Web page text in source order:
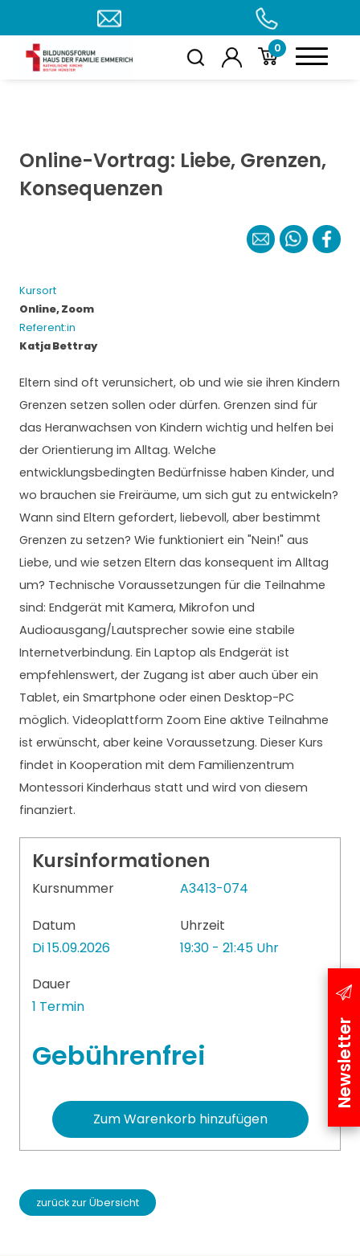
Newsletter
0
Online-Vortrag: Liebe, Grenzen,
Konsequenzen
Referent:in
Katja Bettray
Kursort
Online, Zoom
Eltern sind oft verunsichert, ob und wie sie ihren Kindern
Grenzen setzen sollen oder dürfen. Grenzen sind für
das Heranwachsen von Kindern wichtig und helfen bei
der Orientierung im Alltag. Welche
entwicklungsbedingten Bedürfnisse haben Kinder, und
wo brauchen sie Freiräume, um sich gut zu entwickeln?
Wann sind Eltern gefordert, liebevoll, aber bestimmt
Grenzen zu setzen? Wie funktioniert ein "Nein!" aus
Liebe, und wie setzen Eltern das konsequent im Alltag
um? Technische Voraussetzungen für die Teilnahme
sind: Endgerät mit Kamera, Mikrofon und
Audioausgang/Lautsprecher sowie eine stabile
Internetverbindung. Ein Laptop als Endgerät ist
empfehlenswert, der Zugang ist aber auch über ein
Tablet, ein Smartphone oder einen Desktop-PC
möglich. Videoplattform Zoom Eine aktive Teilnahme
ist erwünscht, aber keine Voraussetzung. Dieser Kurs
findet in Kooperation mit dem Familienzentrum
Montessori Kinderhaus statt und wird von diesem
finanziert.
Kursinformationen
Kursnummer
A3413-074
Datum
Di 15.09.2026
Uhrzeit
19:30 - 21:45 Uhr
Dauer
1 Termin
Gebührenfrei
Zum Warenkorb hinzufügen
zurück zur Übersicht